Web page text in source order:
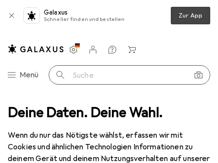
Deine Daten. Deine Wahl.
Wenn du nur das Nötigste wählst, erfassen wir mit
Cookies und ähnlichen Technologien Informationen zu
deinem Gerät und deinem Nutzungsverhalten auf unserer
Galaxus
Schneller finden und bestellen Zur App
Navigation nach Kategorien
Menü Suche
Einstellungen
Kundenkonto
Vergleichslisten
Merklisten
Warenkorb
Ladegeräte USB Kabel Apple USB C - USB C
3 Bilder